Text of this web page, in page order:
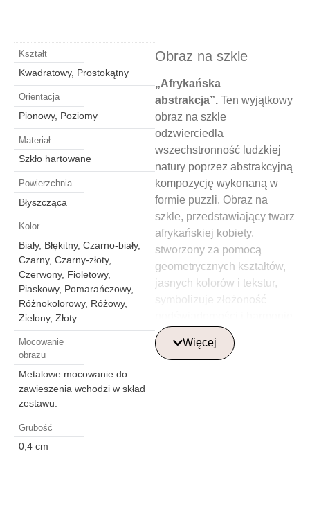
Obraz na szkle
„Afrykańska
abstrakcja”. Ten wyjątkowy
obraz na szkle
odzwierciedla
wszechstronność ludzkiej
natury poprzez abstrakcyjną
kompozycję wykonaną w
formie puzzli. Obraz na
szkle, przedstawiający twarz
afrykańskiej kobiety,
stworzony za pomocą
geometrycznych kształtów,
jasnych kolorów i tekstur,
symbolizuje złożoność
między różnymi aspektami
osobowości.
Więcej
Kształt
Kwadratowy, Prostokątny
Orientacja
Pionowy, Poziomy
Materiał
Szkło hartowane
Powierzchnia
Błyszcząca
Kolor
Biały, Błękitny, Czarno-biały,
Czarny, Czarny-złoty,
Czerwony, Fioletowy,
Piaskowy, Pomarańczowy,
Różnokolorowy, Różowy,
Zielony, Złoty
Mocowanie
obrazu
Metalowe mocowanie do
zawieszenia wchodzi w skład
zestawu.
Grubość
0,4 cm